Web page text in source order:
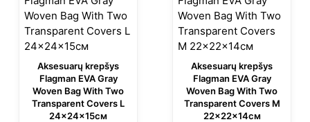
Aksesuarų krepšys
Flagman EVA Gray
Woven Bag With Two
Transparent Covers L
24x24x15см
Aksesuarų krepšys
Flagman EVA Gray
Woven Bag With Two
Transparent Covers M
22x22x14см